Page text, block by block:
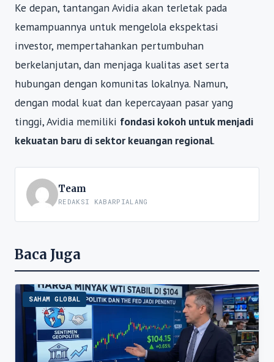
Ke depan, tantangan Avidia akan terletak pada
kemampuannya untuk mengelola ekspektasi
investor, mempertahankan pertumbuhan
berkelanjutan, dan menjaga kualitas aset serta
hubungan dengan komunitas lokalnya. Namun,
dengan modal kuat dan kepercayaan pasar yang
tinggi, Avidia memiliki fondasi kokoh untuk menjadi
kekuatan baru di sektor keuangan regional.
Team
REDAKSI KABARPIALANG
Baca Juga
SAHAM GLOBAL